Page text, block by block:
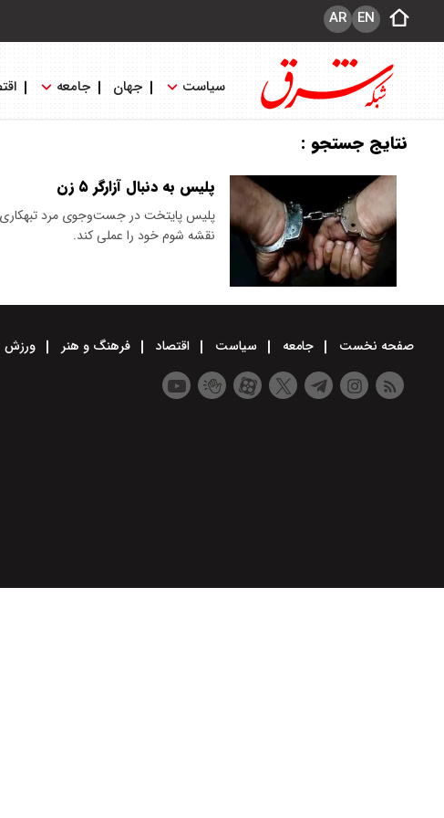
EN
AR
سیاست جهان جامعه
نتایج جستجو :
پلیس به دنبال آزارگر ۵ زن
پلیس پایتخت در جست‌وجوی مرد
نقشه شوم خود را عملی کند.
صفحه نخست جامعه سیاست اقتصاد فرهنگ و هنر ورزش